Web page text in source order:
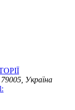
79005, Україна